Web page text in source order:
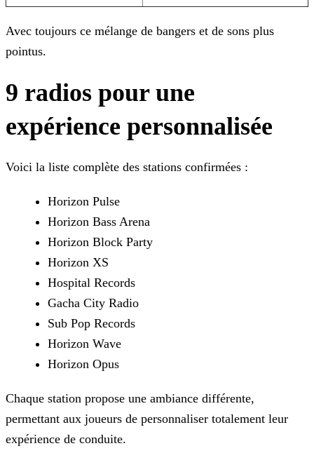
Avec toujours ce mélange de bangers et de sons plus
pointus.
9 radios pour une
expérience personnalisée
Voici la liste complète des stations confirmées :
Horizon Pulse
Horizon Bass Arena
Horizon Block Party
Horizon XS
Hospital Records
Gacha City Radio
Sub Pop Records
Horizon Wave
Horizon Opus
Chaque station propose une ambiance différente,
permettant aux joueurs de personnaliser totalement leur
expérience de conduite.